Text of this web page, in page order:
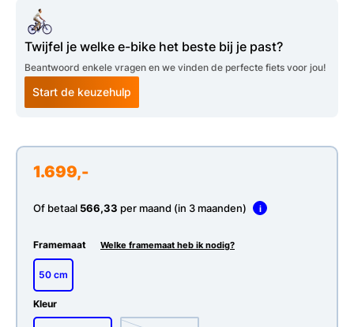
Twijfel je welke e-bike het beste bij je past?
Beantwoord enkele vragen en we vinden de perfecte fiets voor jou!
Start de keuzehulp
1.699,-
Of betaal566,33 per maand (in 3 maanden) i
Framemaat Welke framemaat heb ik nodig?
50 cm
Kleur